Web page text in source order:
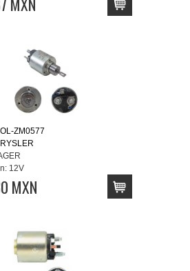
ZM0577
12V
MXN